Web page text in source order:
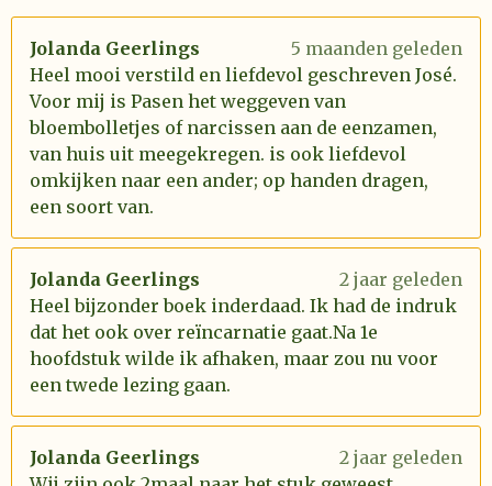
Jolanda Geerlings
5 maanden geleden
Heel mooi verstild en liefdevol geschreven José.
Voor mij is Pasen het weggeven van
bloembolletjes of narcissen aan de eenzamen,
van huis uit meegekregen. is ook liefdevol
omkijken naar een ander; op handen dragen,
een soort van.
Jolanda Geerlings
2 jaar geleden
Heel bijzonder boek inderdaad. Ik had de indruk
dat het ook over reïncarnatie gaat.Na 1e
hoofdstuk wilde ik afhaken, maar zou nu voor
een twede lezing gaan.
Jolanda Geerlings
2 jaar geleden